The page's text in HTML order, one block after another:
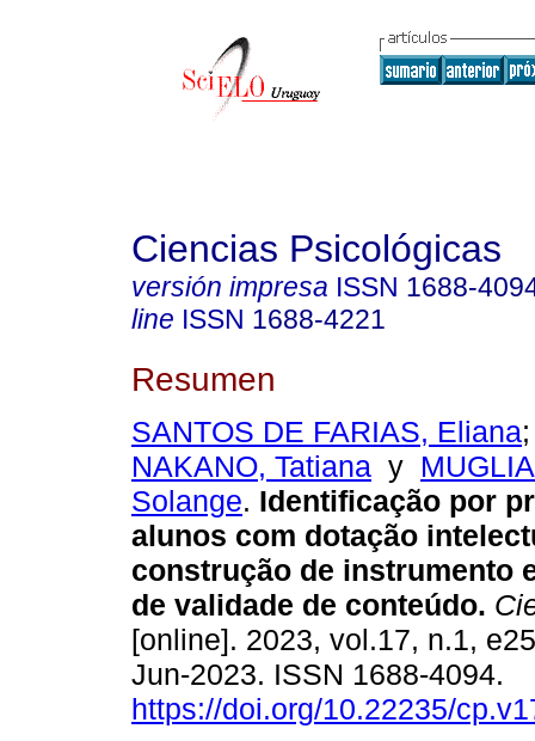
Ciencias Psicológicas
versión impresa ISSN 1688-
line ISSN 1688-4221
Resumen
SANTOS DE FARIAS, Eliana
NAKANO, Tatiana y
Solange. Identificação por
alunos com dotação
construção de instrumento
de validade de conteúdo.
[online]. 2023, vol.17, n.1,
Jun-2023. ISSN 1688-4094.
https://doi.org/10.22235/